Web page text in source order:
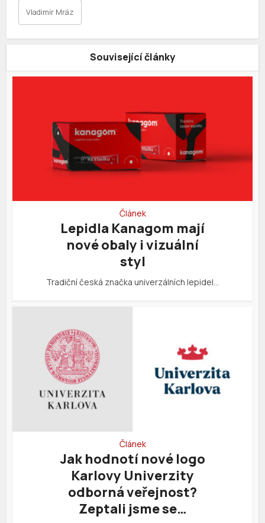
Vladimír Mráz
Související články
Článek
Lepidla Kanagom mají
nové obaly i vizuální
styl
Tradiční česká značka univerzálních lepidel…
Článek
Jak hodnotí nové logo
Karlovy Univerzity
odborná veřejnost?
Zeptali jsme se…